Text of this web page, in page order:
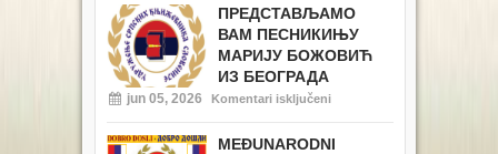
ПРЕДСТАВЉАМО
ВАМ ПЕСНИКИЊУ
МАРИЈУ БОЖОВИЋ
ИЗ БЕОГРАДА
jun 05, 2026 Komentari isključeni
MEĐUNARODNI